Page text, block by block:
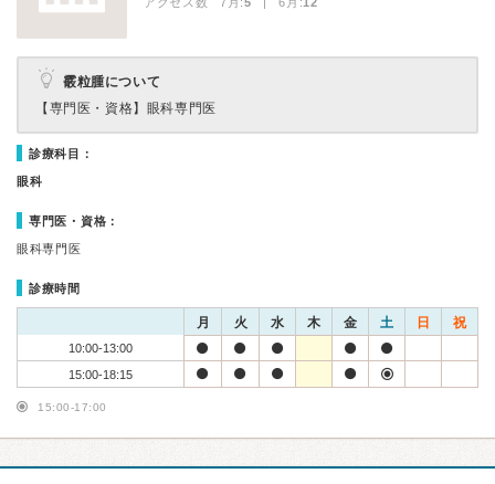
霰粒腫について
【専門医・資格】 眼科専門医
診療科目：
眼科
専門医・資格：
眼科専門医
診療時間
月 火 水 木 金 土 日 祝
10:00-13:00
15:00-18:15
15:00-17:00